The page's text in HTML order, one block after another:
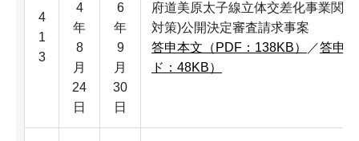
4
1
3
4
年
8
月
24
日
6
年
9
月
30
日
府道美原太子線立体交差化事業関
対策)公開決定審査請求事案
答申本文（PDF：138KB）
／答申
ド：48KB）